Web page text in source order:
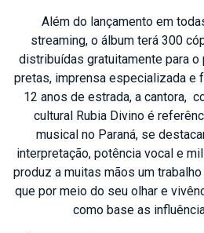
Além do lançamento em
streaming, o álbum terá 300
distribuídas gratuitamente para
pretas, imprensa especializada e
12 anos de estrada, a cantora,
cultural Rubia Divino é
musical no Paraná, se
interpretação, potência vocal e
produz a muitas mãos um
que por meio do seu olhar e
como base as